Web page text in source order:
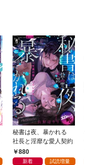
秘書は夜、暴かれる
社長と淫靡な愛人契約
880
新着 試読増量